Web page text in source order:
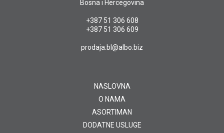
Bosna i Hercegovina
+387 51 306 608
+387 51 306 609
prodaja.bl@albo.biz
NASLOVNA
O NAMA
ASORTIMAN
DODATNE USLUGE